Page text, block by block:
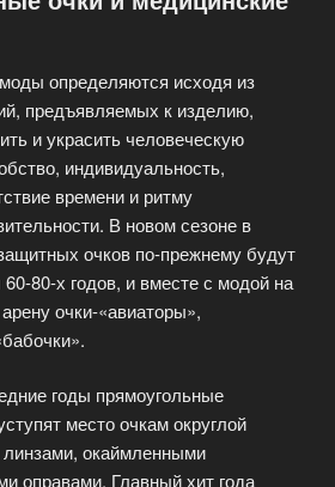
определяются исходя из
предъявляемых к изделию,
и украсить человеческую
индивидуальность,
времени и ритму
В новом сезоне в
очков по-прежнему будут
80-х годов, и вместе с модой на
очки-«авиаторы»,
годы прямоугольные
место очкам округлой
окаймленными
оправами. Главный хит года